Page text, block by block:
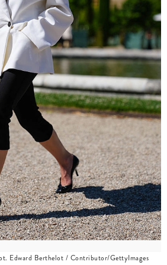
Edward Berthelot / Contributor/GettyImages